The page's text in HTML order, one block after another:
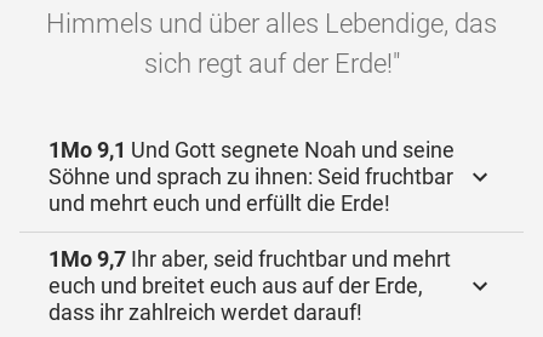
Himmels und über alles Lebendige, das
sich regt auf der Erde!"
1Mo 9,1 Und Gott segnete Noah und seine
Söhne und sprach zu ihnen: Seid fruchtbar
und mehrt euch und erfüllt die Erde!
1Mo 9,7 Ihr aber, seid fruchtbar und mehrt
euch und breitet euch aus auf der Erde,
dass ihr zahlreich werdet darauf!